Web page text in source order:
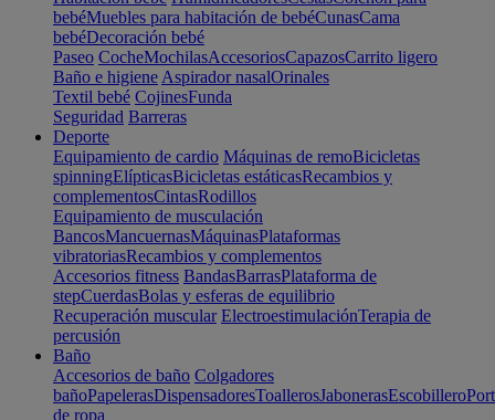
bebéMuebles para habitación de bebéCunasCama
bebéDecoración bebé
Paseo CocheMochilasAccesoriosCapazosCarrito ligero
Baño e higiene Aspirador nasalOrinales
Textil bebé CojinesFunda
Seguridad Barreras
Deporte
Equipamiento de cardio Máquinas de remoBicicletas
spinningElípticasBicicletas estáticasRecambios y
complementosCintasRodillos
Equipamiento de musculación
BancosMancuernasMáquinasPlataformas
vibratoriasRecambios y complementos
Accesorios fitness BandasBarrasPlataforma de
stepCuerdasBolas y esferas de equilibrio
Recuperación muscular ElectroestimulaciónTerapia de
percusión
Baño
Accesorios de baño Colgadores
bañoPapelerasDispensadoresToallerosJabonerasEscobillero
de ropa